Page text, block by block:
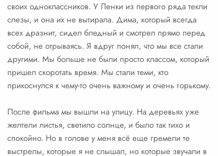
своих одноклассников. У Ленки из первого ряда текли
слезы, и она их не вытирала. Дима, который всегда
всех дразнит, сидел бледный и смотрел прямо перед
собой, не отрываясь. Я вдруг понял, что мы все стали
другими. Мы больше не были просто классом, который
пришел скоротать время. Мы стали теми, кто
прикоснулся к чему-то очень важному и очень горькому.
После фильма мы вышли на улицу. На деревьях уже
желтели листья, светило солнце, и было так тихо и
спокойно. Но в голове у меня всё еще гремели те
выстрелы, которые я не слышал, но которые звучали в